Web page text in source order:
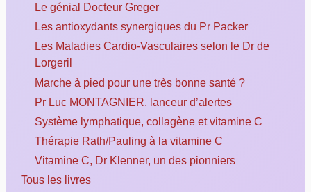
Le génial Docteur Greger
Les antioxydants synergiques du Pr Packer
Les Maladies Cardio-Vasculaires selon le Dr de
Lorgeril
Marche à pied pour une très bonne santé ?
Pr Luc MONTAGNIER, lanceur d’alertes
Système lymphatique, collagène et vitamine C
Thérapie Rath/Pauling à la vitamine C
Vitamine C, Dr Klenner, un des pionniers
Tous les livres